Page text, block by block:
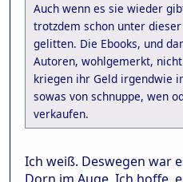
Auch wenn es sie wieder
trotzdem schon unter
gelitten. Die Ebooks, und
Autoren, wohlgemerkt,
kriegen ihr Geld irgendwie
sowas von schnuppe, wen
verkaufen.
Ich weiß. Deswegen war